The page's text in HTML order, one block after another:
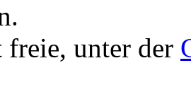
freie, unter der